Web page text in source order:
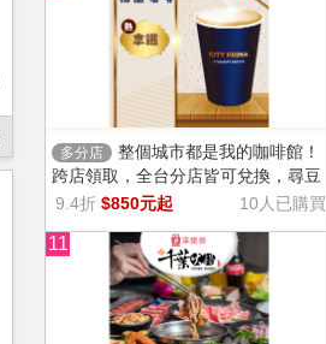
多分店
整個城市都是我的咖啡館！
跨店領取，全台分店皆可兌換，尋豆
師精選豆種，邀你一起鑑賞精品美味
9.4折 $850元起 10人已購買
11